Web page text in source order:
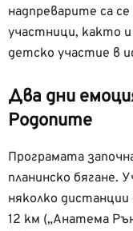
надпреварите са
участници, както
детско участие в
Два дни
Родопите
Програмата
планинско бягане.
няколко
12 км („Анатема